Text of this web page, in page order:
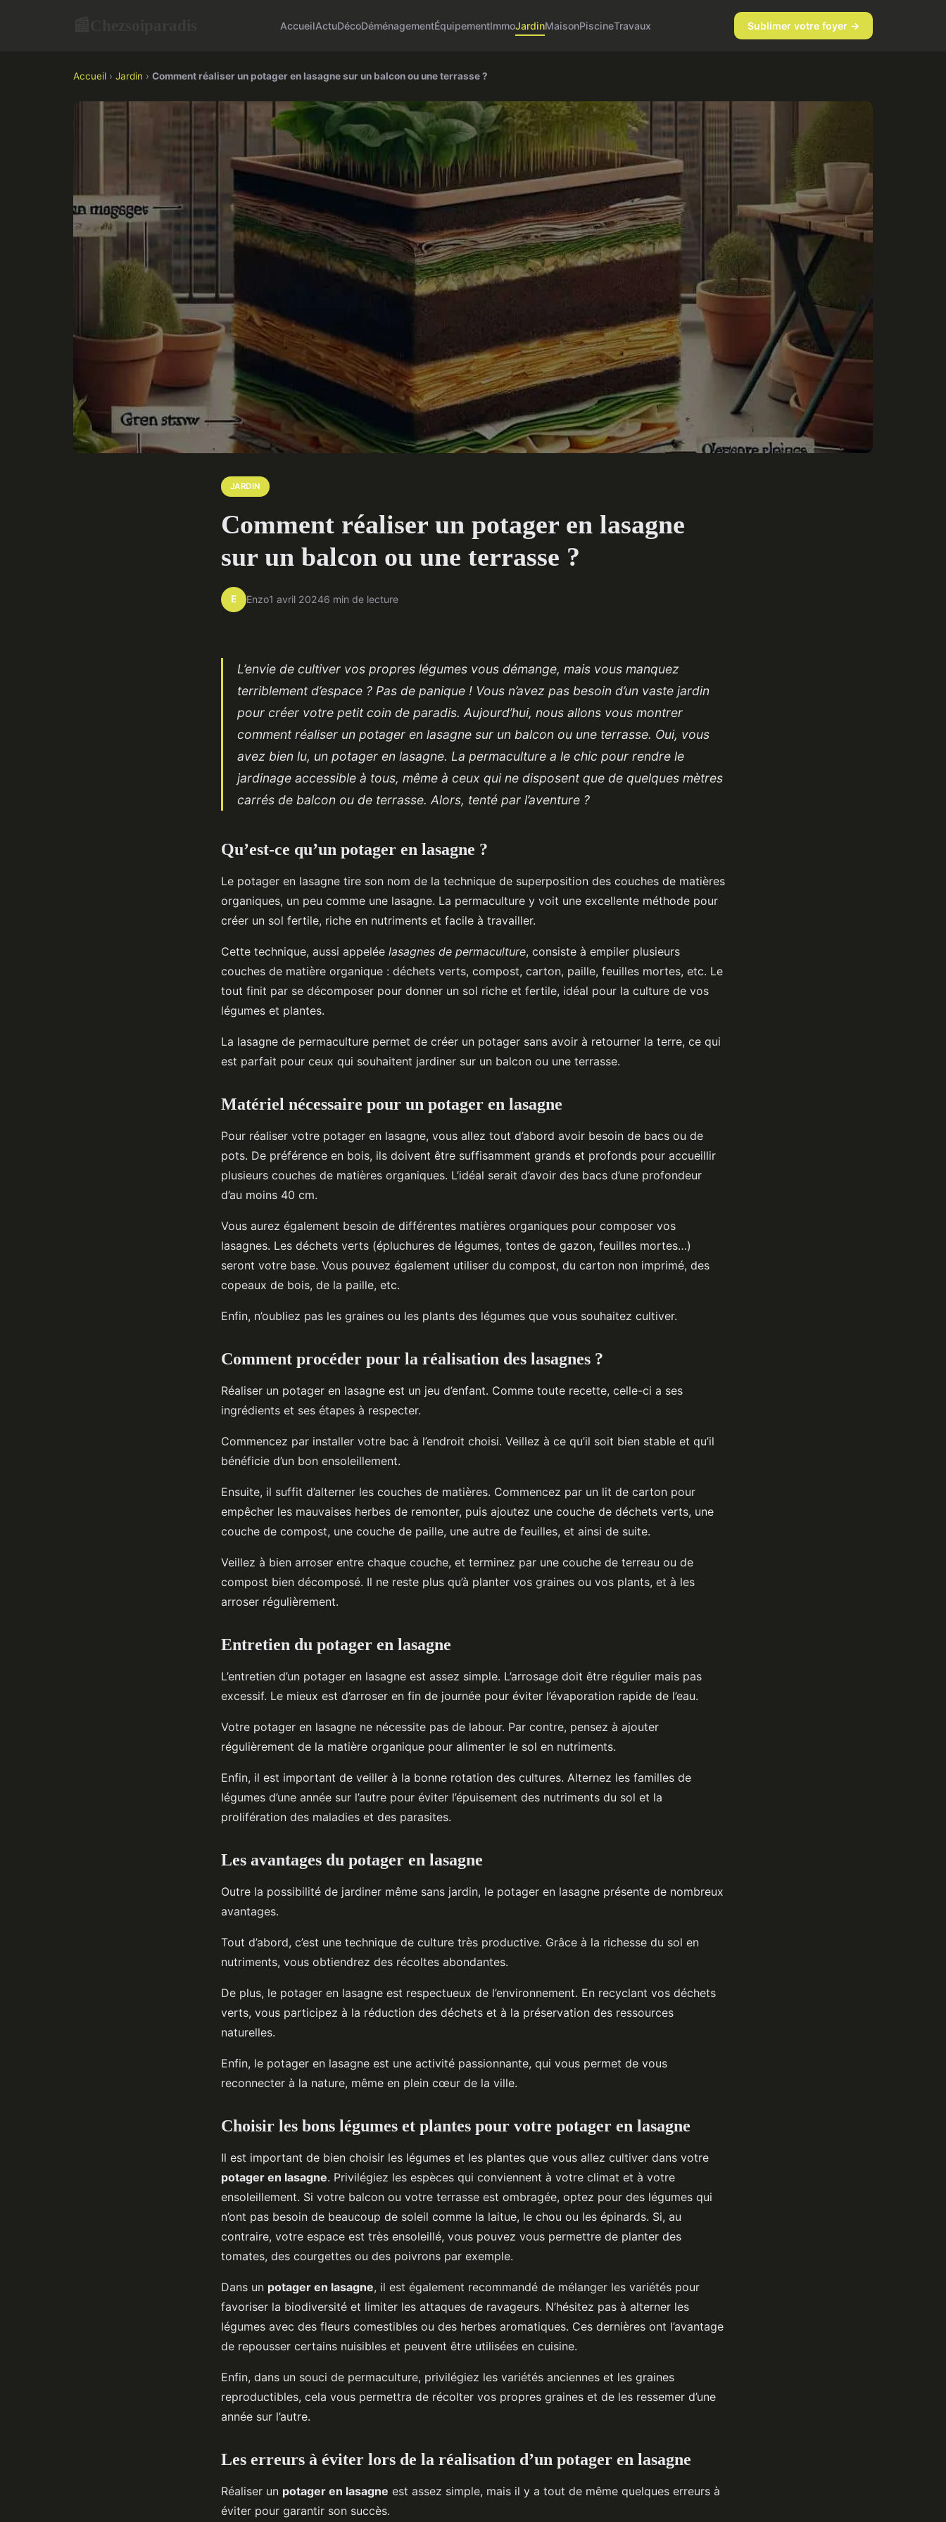
AccueilActuDécoDéménagementÉquipementImmoJardinMaisonPiscineTravaux Sublimer votre foyer →
Accueil › Jardin › Comment réaliser un potager en lasagne sur un balcon ou une terrasse ?
JARDIN
Comment réaliser un potager en lasagne
sur un balcon ou une terrasse ?
E Enzo1 avril 20246 min de lecture
L’envie de cultiver vos propres légumes vous démange, mais vous manquez
terriblement d’espace ? Pas de panique ! Vous n’avez pas besoin d’un vaste jardin
pour créer votre petit coin de paradis. Aujourd’hui, nous allons vous montrer
comment réaliser un potager en lasagne sur un balcon ou une terrasse. Oui, vous
avez bien lu, un potager en lasagne. La permaculture a le chic pour rendre le
jardinage accessible à tous, même à ceux qui ne disposent que de quelques mètres
carrés de balcon ou de terrasse. Alors, tenté par l’aventure ?
Qu’est-ce qu’un potager en lasagne ?
Le potager en lasagne tire son nom de la technique de superposition des couches de matières
organiques, un peu comme une lasagne. La permaculture y voit une excellente méthode pour
créer un sol fertile, riche en nutriments et facile à travailler.
Cette technique, aussi appelée lasagnes de permaculture, consiste à empiler plusieurs
couches de matière organique : déchets verts, compost, carton, paille, feuilles mortes, etc. Le
tout finit par se décomposer pour donner un sol riche et fertile, idéal pour la culture de vos
légumes et plantes.
La lasagne de permaculture permet de créer un potager sans avoir à retourner la terre, ce qui
est parfait pour ceux qui souhaitent jardiner sur un balcon ou une terrasse.
Matériel nécessaire pour un potager en lasagne
Pour réaliser votre potager en lasagne, vous allez tout d’abord avoir besoin de bacs ou de
pots. De préférence en bois, ils doivent être suffisamment grands et profonds pour accueillir
plusieurs couches de matières organiques. L’idéal serait d’avoir des bacs d’une profondeur
d’au moins 40 cm.
Vous aurez également besoin de différentes matières organiques pour composer vos
lasagnes. Les déchets verts (épluchures de légumes, tontes de gazon, feuilles mortes…)
seront votre base. Vous pouvez également utiliser du compost, du carton non imprimé, des
copeaux de bois, de la paille, etc.
Enfin, n’oubliez pas les graines ou les plants des légumes que vous souhaitez cultiver.
Comment procéder pour la réalisation des lasagnes ?
Réaliser un potager en lasagne est un jeu d’enfant. Comme toute recette, celle-ci a ses
ingrédients et ses étapes à respecter.
Commencez par installer votre bac à l’endroit choisi. Veillez à ce qu’il soit bien stable et qu’il
bénéficie d’un bon ensoleillement.
Ensuite, il suffit d’alterner les couches de matières. Commencez par un lit de carton pour
empêcher les mauvaises herbes de remonter, puis ajoutez une couche de déchets verts, une
couche de compost, une couche de paille, une autre de feuilles, et ainsi de suite.
Veillez à bien arroser entre chaque couche, et terminez par une couche de terreau ou de
compost bien décomposé. Il ne reste plus qu’à planter vos graines ou vos plants, et à les
arroser régulièrement.
Entretien du potager en lasagne
L’entretien d’un potager en lasagne est assez simple. L’arrosage doit être régulier mais pas
excessif. Le mieux est d’arroser en fin de journée pour éviter l’évaporation rapide de l’eau.
Votre potager en lasagne ne nécessite pas de labour. Par contre, pensez à ajouter
régulièrement de la matière organique pour alimenter le sol en nutriments.
Enfin, il est important de veiller à la bonne rotation des cultures. Alternez les familles de
légumes d’une année sur l’autre pour éviter l’épuisement des nutriments du sol et la
prolifération des maladies et des parasites.
Les avantages du potager en lasagne
Outre la possibilité de jardiner même sans jardin, le potager en lasagne présente de nombreux
avantages.
Tout d’abord, c’est une technique de culture très productive. Grâce à la richesse du sol en
nutriments, vous obtiendrez des récoltes abondantes.
De plus, le potager en lasagne est respectueux de l’environnement. En recyclant vos déchets
verts, vous participez à la réduction des déchets et à la préservation des ressources
naturelles.
Enfin, le potager en lasagne est une activité passionnante, qui vous permet de vous
reconnecter à la nature, même en plein cœur de la ville.
Choisir les bons légumes et plantes pour votre potager en lasagne
Il est important de bien choisir les légumes et les plantes que vous allez cultiver dans votre
potager en lasagne. Privilégiez les espèces qui conviennent à votre climat et à votre
ensoleillement. Si votre balcon ou votre terrasse est ombragée, optez pour des légumes qui
n’ont pas besoin de beaucoup de soleil comme la laitue, le chou ou les épinards. Si, au
contraire, votre espace est très ensoleillé, vous pouvez vous permettre de planter des
tomates, des courgettes ou des poivrons par exemple.
Dans un potager en lasagne, il est également recommandé de mélanger les variétés pour
favoriser la biodiversité et limiter les attaques de ravageurs. N’hésitez pas à alterner les
légumes avec des fleurs comestibles ou des herbes aromatiques. Ces dernières ont l’avantage
de repousser certains nuisibles et peuvent être utilisées en cuisine.
Enfin, dans un souci de permaculture, privilégiez les variétés anciennes et les graines
reproductibles, cela vous permettra de récolter vos propres graines et de les ressemer d’une
année sur l’autre.
Les erreurs à éviter lors de la réalisation d’un potager en lasagne
Réaliser un potager en lasagne est assez simple, mais il y a tout de même quelques erreurs à
éviter pour garantir son succès.